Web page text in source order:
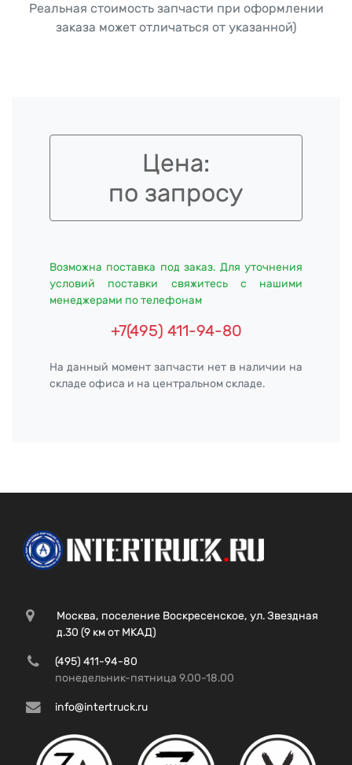
Реальная стоимость запчасти при оформлении
заказа может отличаться от указанной)
Цена:
по запросу
Возможна поставка под заказ. Для уточнения
условий поставки свяжитесь с нашими
менеджерами по телефонам
+7(495) 411-94-80
На данный момент запчасти нет в наличии на
складе офиса и на центральном складе.
Москва, поселение Воскресенское, ул. Звездная
д.30 (9 км от МКАД)
(495) 411-94-80
понедельник-пятница 9.00-18.00
info@intertruck.ru